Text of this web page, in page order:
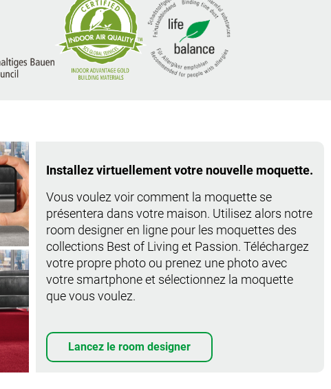
Installez virtuellement votre nouvelle moquette.
Vous voulez voir comment la moquette se
présentera dans votre maison. Utilisez alors notre
room designer en ligne pour les moquettes des
collections Best of Living et Passion. Téléchargez
votre propre photo ou prenez une photo avec
votre smartphone et sélectionnez la moquette
que vous voulez.
Lancez le room designer